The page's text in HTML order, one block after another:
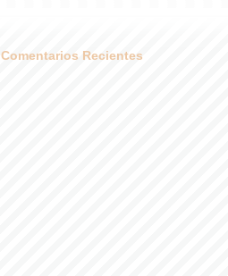
Comentarios Recientes